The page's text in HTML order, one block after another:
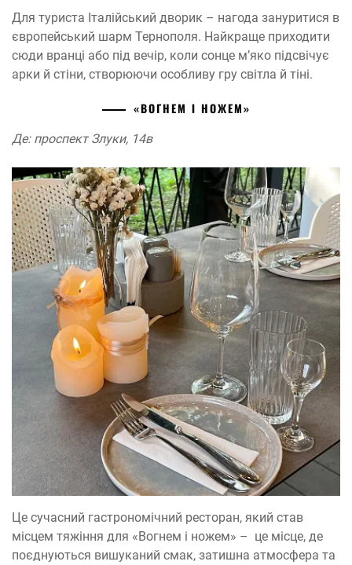
Для туриста Італійський дворик – нагода зануритися в
європейський шарм Тернополя. Найкраще приходити
сюди вранці або під вечір, коли сонце м’яко підсвічує
арки й стіни, створюючи особливу гру світла й тіні.
«ВОГНЕМ І НОЖЕМ»
Де: проспект Злуки, 14в
Це сучасний гастрономічний ресторан, який став
місцем тяжіння для «Вогнем і ножем» – це місце, де
поєднуються вишуканий смак, затишна атмосфера та